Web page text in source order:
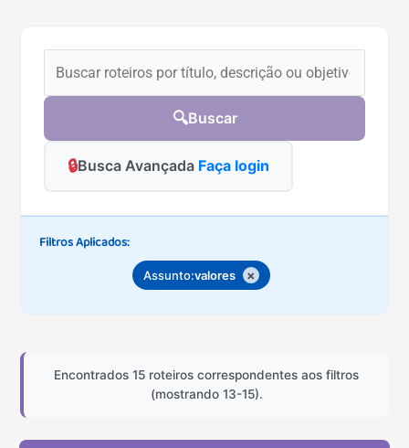
🔍Buscar
🔒Busca Avançada Faça login
Filtros Aplicados:
Assunto:valores ×
Encontrados 15 roteiros correspondentes aos filtros
(mostrando 13-15).